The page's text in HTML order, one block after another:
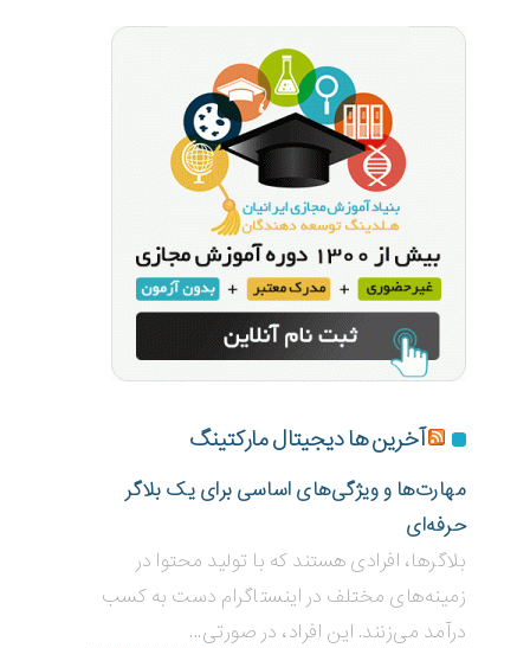
آخرین ها دیجیتال مارکتینگ
مهارت‌ها و ویژگی‌های اساسی برای یک بلاگر
حرفه‌ای
بلاگر‌ها، افرادی هستند که با تولید محتوا در
زمینه‌های مختلف در اینستاگرام دست به کسب
درآمد می‌زنند. این افراد، در صورتی...